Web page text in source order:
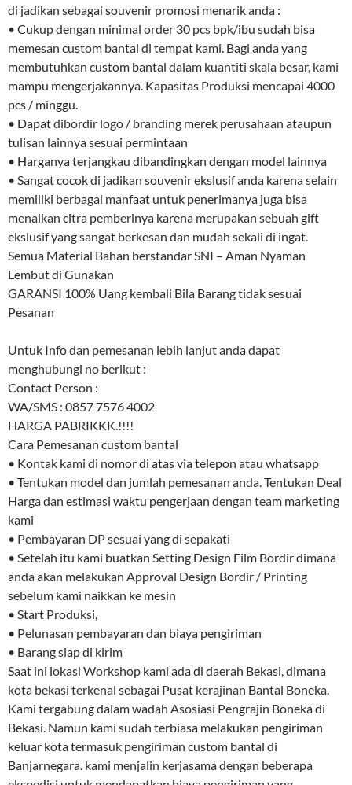
di jadikan sebagai souvenir promosi menarik anda :
• Cukup dengan minimal order 30 pcs bpk/ibu sudah bisa
memesan custom bantal di tempat kami. Bagi anda yang
membutuhkan custom bantal dalam kuantiti skala besar, kami
mampu mengerjakannya. Kapasitas Produksi mencapai 4000
pcs / minggu.
• Dapat dibordir logo / branding merek perusahaan ataupun
tulisan lainnya sesuai permintaan
• Harganya terjangkau dibandingkan dengan model lainnya
• Sangat cocok di jadikan souvenir ekslusif anda karena selain
memiliki berbagai manfaat untuk penerimanya juga bisa
menaikan citra pemberinya karena merupakan sebuah gift
ekslusif yang sangat berkesan dan mudah sekali di ingat.
Semua Material Bahan berstandar SNI – Aman Nyaman
Lembut di Gunakan
GARANSI 100% Uang kembali Bila Barang tidak sesuai
Pesanan
Untuk Info dan pemesanan lebih lanjut anda dapat
menghubungi no berikut :
Contact Person :
WA/SMS : 0857 7576 4002
HARGA PABRIKKK.!!!!
Cara Pemesanan custom bantal
• Kontak kami di nomor di atas via telepon atau whatsapp
• Tentukan model dan jumlah pemesanan anda. Tentukan Deal
Harga dan estimasi waktu pengerjaan dengan team marketing
kami
• Pembayaran DP sesuai yang di sepakati
• Setelah itu kami buatkan Setting Design Film Bordir dimana
anda akan melakukan Approval Design Bordir / Printing
sebelum kami naikkan ke mesin
• Start Produksi,
• Pelunasan pembayaran dan biaya pengiriman
• Barang siap di kirim
Saat ini lokasi Workshop kami ada di daerah Bekasi, dimana
kota bekasi terkenal sebagai Pusat kerajinan Bantal Boneka.
Kami tergabung dalam wadah Asosiasi Pengrajin Boneka di
Bekasi. Namun kami sudah terbiasa melakukan pengiriman
keluar kota termasuk pengiriman custom bantal di
Banjarnegara. kami menjalin kerjasama dengan beberapa